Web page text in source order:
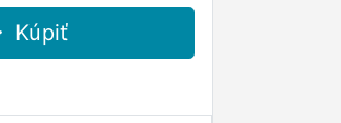
Kúpiť